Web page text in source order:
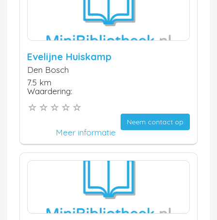
Evelijne Huiskamp
Den Bosch
7.5 km
Waardering:
Neem contact op
Meer informatie